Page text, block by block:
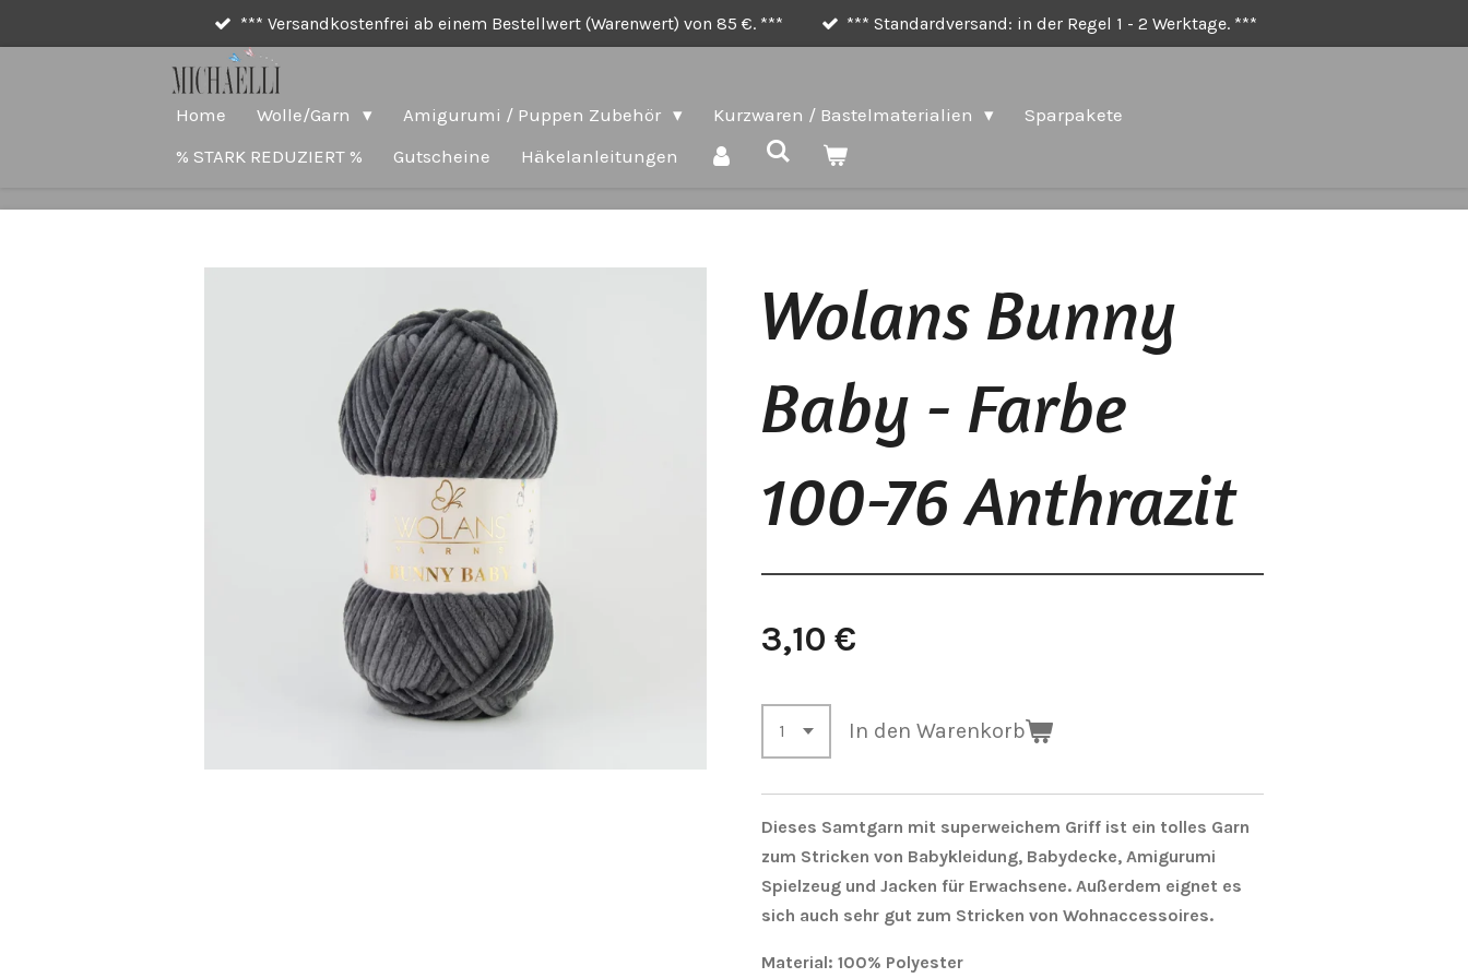
*** Versandkostenfrei ab einem Bestellwert (Warenwert) von 85 €. *** *** Standardversand: in der Regel 1 - 2 Werktage. ***
Home Wolle/Garn Amigurumi / Puppen Zubehör Kurzwaren / Bastelmaterialien
Sparpakete
% STARK REDUZIERT %
Gutscheine Häkelanleitungen
Wolans Bunny
Baby - Farbe
100-76 Anthrazit
3,10 €
In den Warenkorb
Dieses Samtgarn mit superweichem Griff ist ein tolles Garn
zum Stricken von Babykleidung, Babydecke, Amigurumi
Spielzeug und Jacken für Erwachsene. Außerdem eignet es
sich auch sehr gut zum Stricken von Wohnaccessoires.
Material: 100% Polyester